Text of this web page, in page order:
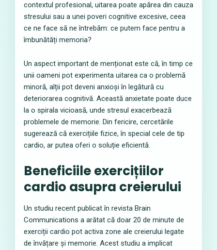
contextul profesional, uitarea poate apărea din cauza
stresului sau a unei poveri cognitive excesive, ceea
ce ne face să ne întrebăm: ce putem face pentru a
îmbunătăți memoria?
Un aspect important de menționat este că, în timp ce
unii oameni pot experimenta uitarea ca o problemă
minoră, alții pot deveni anxioși în legătură cu
deteriorarea cognitivă. Această anxietate poate duce
la o spirala vicioasă, unde stresul exacerbează
problemele de memorie. Din fericire, cercetările
sugerează că exercițiile fizice, în special cele de tip
cardio, ar putea oferi o soluție eficientă.
Beneficiile exercițiilor
cardio asupra creierului
Un studiu recent publicat în revista Brain
Communications a arătat că doar 20 de minute de
exerciții cardio pot activa zone ale creierului legate
de învățare și memorie. Acest studiu a implicat